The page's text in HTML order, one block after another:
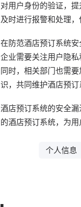
对用户身份的验证，
及时进行报警和处理，
在防范酒店预订系统
企业需要关注用户隐
同时，相关部门也需
识，共同维护酒店预订
酒店预订系统的安全
的酒店预订系统，为用
个人信息